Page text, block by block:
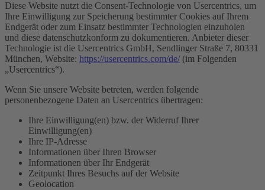
Diese Website nutzt die Consent-Technologie von Usercentrics, um
Ihre Einwilligung zur Speicherung bestimmter Cookies auf Ihrem
Endgerät oder zum Einsatz bestimmter Technologien einzuholen
und diese datenschutzkonform zu dokumentieren. Anbieter dieser
Technologie ist die Usercentrics GmbH, Sendlinger Straße 7, 80331
München, Website: https://usercentrics.com/de/ (im Folgenden
„Usercentrics“).
Wenn Sie unsere Website betreten, werden folgende
personenbezogene Daten an Usercentrics übertragen:
Ihre Einwilligung(en) bzw. der Widerruf Ihrer
Einwilligung(en)
Ihre IP-Adresse
Informationen über Ihren Browser
Informationen über Ihr Endgerät
Zeitpunkt Ihres Besuchs auf der Website
Geolocation